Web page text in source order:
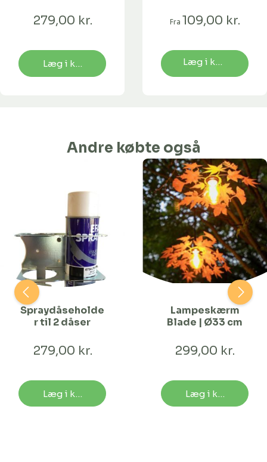
279,00 kr.
Læg i kurv
Fra 109,00 kr.
Læg i kurv
Andre købte også
Spraydåseholde
r til 2 dåser
279,00 kr.
Læg i kurv
Lampeskærm
Blade | Ø33 cm
299,00 kr.
Læg i kurv